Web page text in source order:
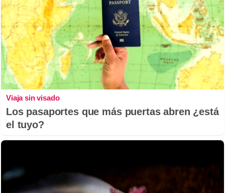
Viaja sin visado
Los pasaportes que más puertas abren ¿está
el tuyo?